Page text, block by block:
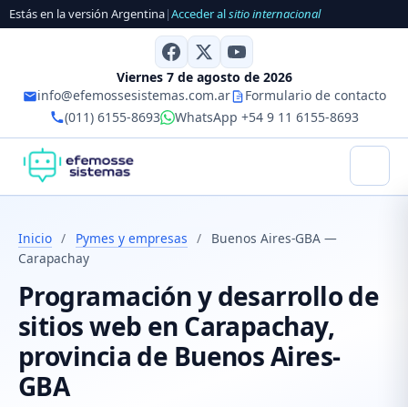
Estás en la versión Argentina|Acceder alsitio internacional
Viernes 7 de agosto de 2026
info@efemossesistemas.com.ar
Formulario de contacto
(011) 6155-8693
WhatsApp +54 9 11 6155-8693
Inicio / Pymes y empresas /
Buenos Aires-GBA —
Carapachay
Programación y desarrollo de
sitios web en Carapachay,
provincia de Buenos Aires-
GBA